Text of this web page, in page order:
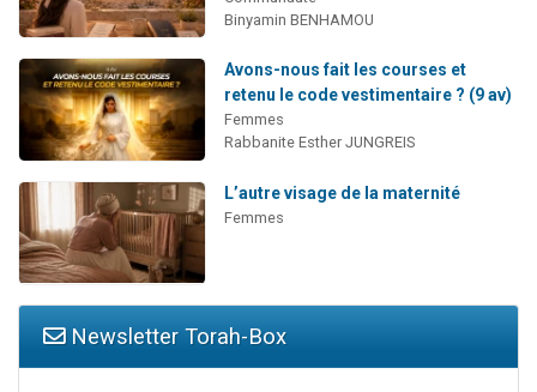
Binyamin BENHAMOU
Avons-nous fait les courses et
retenu le code vestimentaire ? (9 av)
Femmes
Rabbanite Esther JUNGREIS
L’autre visage de la maternité
Femmes
Newsletter Torah-Box